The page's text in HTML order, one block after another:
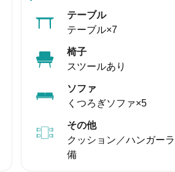
テーブル
テーブル×7
椅子
スツールあり
ソファ
くつろぎソファ×5
その他
クッション／ハンガー
備